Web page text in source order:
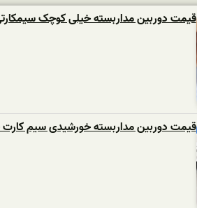
قیمت دوربین مداربسته خیلی کوچک
قیمت دوربین مداربسته خورشیدی سیم کارت خور